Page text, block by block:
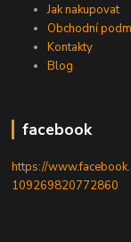
Jak nakupovat
Obchodní
Kontakty
Blog
facebook
https://
109269820772860